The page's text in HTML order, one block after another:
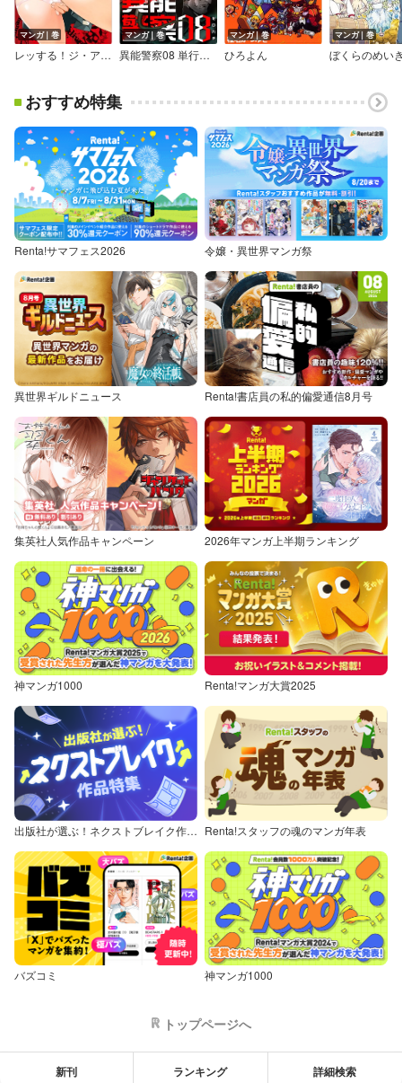
マンガ｜巻
レッする！ジ・アンダーグラウンド
マンガ｜巻
異能警察08 単行本版
マンガ｜巻
ひろよん
マンガ｜巻
ぼくらのめい
おすすめ特集
Renta!サマフェス2026 令嬢・異世界マンガ祭
異世界ギルドニュース Renta!書店員の私的偏愛通信8月号
集英社人気作品キャンペーン 2026年マンガ上半期ランキング
神マンガ1000 Renta!マンガ大賞2025
出版社が選ぶ！ネクストブレイク作品特集 Renta!スタッフの魂のマンガ年表
バズコミ 神マンガ1000
トップページへ
新刊 ランキング 詳細検索